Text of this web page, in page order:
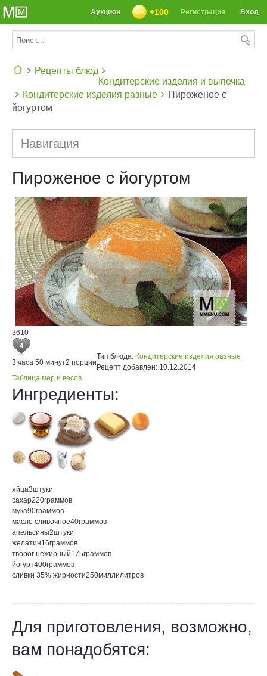
СЕГОДНЯ: 39142 РЕЦЕПТА
Вход
Регистрация
+100
Аукцион
Рецепты блюд
Кондитерские изделия и выпечка
Кондитерские изделия разные
Пироженое с
йогуртом
Навигация
Пироженое с йогуртом
3610
4
3 часа 50 минут2 порции
Тип блюда: Кондитерские изделия разные
Рецепт добавлен: 10.12.2014
Таблица мер и весов
Ингредиенты:
яйца3штуки
сахар220граммов
мука90граммов
масло сливочное40граммов
апельсины2штуки
желатин16граммов
творог нежирный175граммов
йогурт400граммов
сливки 35% жирности250миллилитров
Для приготовления, возможно,
вам понадобятся: